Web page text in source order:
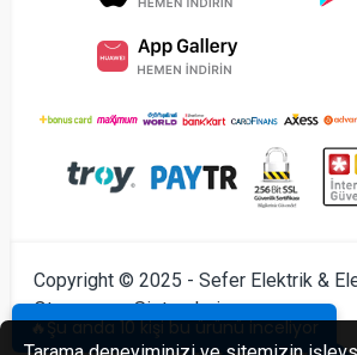
🔥Şu anda 10 kişi bu ürünü inceliyor
Copyright © 2025 - Sefer Elektrik &
Otomasyon Sistemleri